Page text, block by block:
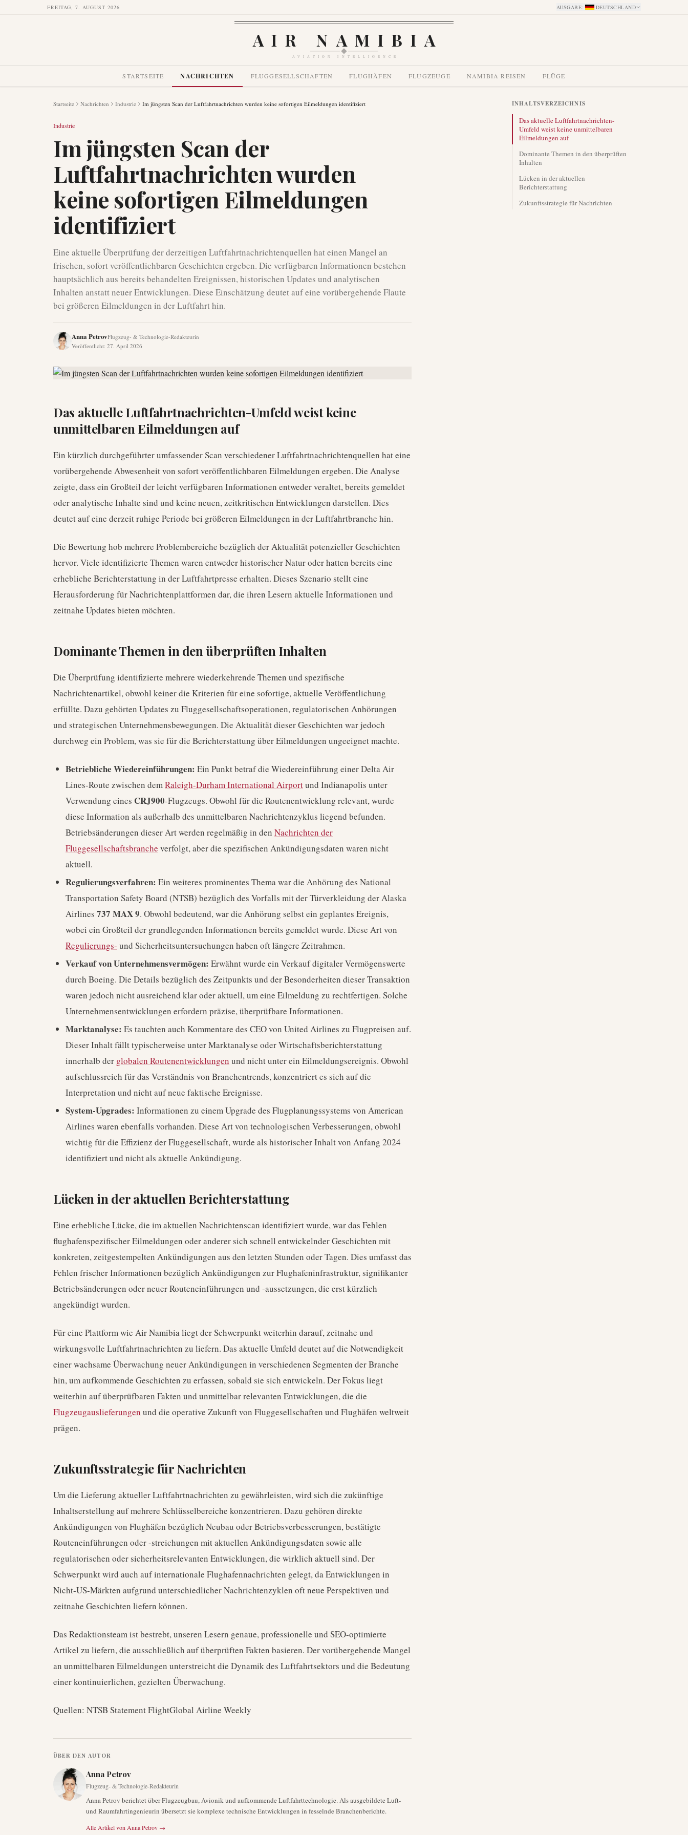
FREITAG, 7. AUGUST 2026 AUSGABE: DEUTSCHLAND
AIR NAMIBIA
AVIATION INTELLIGENCE
STARTSEITE NACHRICHTEN FLUGGESELLSCHAFTEN FLUGHÄFEN FLUGZEUGE NAMIBIA REISEN FLÜGE
Startseite Nachrichten Industrie Im jüngsten Scan der Luftfahrtnachrichten wurden keine sofortigen Eilmeldungen identifiziert
Industrie
Im jüngsten Scan der
Luftfahrtnachrichten wurden
keine sofortigen Eilmeldungen
identifiziert
Eine aktuelle Überprüfung der derzeitigen Luftfahrtnachrichtenquellen hat einen Mangel an
frischen, sofort veröffentlichbaren Geschichten ergeben. Die verfügbaren Informationen bestehen
hauptsächlich aus bereits behandelten Ereignissen, historischen Updates und analytischen
Inhalten anstatt neuer Entwicklungen. Diese Einschätzung deutet auf eine vorübergehende Flaute
bei größeren Eilmeldungen in der Luftfahrt hin.
Anna PetrovFlugzeug- & Technologie-Redakteurin
Veröffentlicht: 27. April 2026
Das aktuelle Luftfahrtnachrichten-Umfeld weist keine
unmittelbaren Eilmeldungen auf
Ein kürzlich durchgeführter umfassender Scan verschiedener Luftfahrtnachrichtenquellen hat eine
vorübergehende Abwesenheit von sofort veröffentlichbaren Eilmeldungen ergeben. Die Analyse
zeigte, dass ein Großteil der leicht verfügbaren Informationen entweder veraltet, bereits gemeldet
oder analytische Inhalte sind und keine neuen, zeitkritischen Entwicklungen darstellen. Dies
deutet auf eine derzeit ruhige Periode bei größeren Eilmeldungen in der Luftfahrtbranche hin.
Die Bewertung hob mehrere Problembereiche bezüglich der Aktualität potenzieller Geschichten
hervor. Viele identifizierte Themen waren entweder historischer Natur oder hatten bereits eine
erhebliche Berichterstattung in der Luftfahrtpresse erhalten. Dieses Szenario stellt eine
Herausforderung für Nachrichtenplattformen dar, die ihren Lesern aktuelle Informationen und
zeitnahe Updates bieten möchten.
Dominante Themen in den überprüften Inhalten
Die Überprüfung identifizierte mehrere wiederkehrende Themen und spezifische
Nachrichtenartikel, obwohl keiner die Kriterien für eine sofortige, aktuelle Veröffentlichung
erfüllte. Dazu gehörten Updates zu Fluggesellschaftsoperationen, regulatorischen Anhörungen
und strategischen Unternehmensbewegungen. Die Aktualität dieser Geschichten war jedoch
durchweg ein Problem, was sie für die Berichterstattung über Eilmeldungen ungeeignet machte.
Betriebliche Wiedereinführungen: Ein Punkt betraf die Wiedereinführung einer Delta Air
Lines-Route zwischen demRaleigh-Durham International Airportund Indianapolis unter
Verwendung eines CRJ900-Flugzeugs. Obwohl für die Routenentwicklung relevant, wurde
diese Information als außerhalb des unmittelbaren Nachrichtenzyklus liegend befunden.
Betriebsänderungen dieser Art werden regelmäßig in den Nachrichten der
Fluggesellschaftsbranche verfolgt, aber die spezifischen Ankündigungsdaten waren nicht
aktuell.
Regulierungsverfahren: Ein weiteres prominentes Thema war die Anhörung des National
Transportation Safety Board (NTSB) bezüglich des Vorfalls mit der Türverkleidung der Alaska
Airlines 737 MAX 9. Obwohl bedeutend, war die Anhörung selbst ein geplantes Ereignis,
wobei ein Großteil der grundlegenden Informationen bereits gemeldet wurde. Diese Art von
Regulierungs- und Sicherheitsuntersuchungen haben oft längere Zeitrahmen.
Verkauf von Unternehmensvermögen: Erwähnt wurde ein Verkauf digitaler Vermögenswerte
durch Boeing. Die Details bezüglich des Zeitpunkts und der Besonderheiten dieser Transaktion
waren jedoch nicht ausreichend klar oder aktuell, um eine Eilmeldung zu rechtfertigen. Solche
Unternehmensentwicklungen erfordern präzise, überprüfbare Informationen.
Marktanalyse: Es tauchten auch Kommentare des CEO von United Airlines zu Flugpreisen auf.
Dieser Inhalt fällt typischerweise unter Marktanalyse oder Wirtschaftsberichterstattung
innerhalb der globalen Routenentwicklungen und nicht unter ein Eilmeldungsereignis. Obwohl
aufschlussreich für das Verständnis von Branchentrends, konzentriert es sich auf die
Interpretation und nicht auf neue faktische Ereignisse.
System-Upgrades: Informationen zu einem Upgrade des Flugplanungssystems von American
Airlines waren ebenfalls vorhanden. Diese Art von technologischen Verbesserungen, obwohl
wichtig für die Effizienz der Fluggesellschaft, wurde als historischer Inhalt von Anfang 2024
identifiziert und nicht als aktuelle Ankündigung.
Lücken in der aktuellen Berichterstattung
Eine erhebliche Lücke, die im aktuellen Nachrichtenscan identifiziert wurde, war das Fehlen
flughafenspezifischer Eilmeldungen oder anderer sich schnell entwickelnder Geschichten mit
konkreten, zeitgestempelten Ankündigungen aus den letzten Stunden oder Tagen. Dies umfasst das
Fehlen frischer Informationen bezüglich Ankündigungen zur Flughafeninfrastruktur, signifikanter
Betriebsänderungen oder neuer Routeneinführungen und -aussetzungen, die erst kürzlich
angekündigt wurden.
Für eine Plattform wie Air Namibia liegt der Schwerpunkt weiterhin darauf, zeitnahe und
wirkungsvolle Luftfahrtnachrichten zu liefern. Das aktuelle Umfeld deutet auf die Notwendigkeit
einer wachsame Überwachung neuer Ankündigungen in verschiedenen Segmenten der Branche
hin, um aufkommende Geschichten zu erfassen, sobald sie sich entwickeln. Der Fokus liegt
weiterhin auf überprüfbaren Fakten und unmittelbar relevanten Entwicklungen, die die
Flugzeugauslieferungen und die operative Zukunft von Fluggesellschaften und Flughäfen weltweit
prägen.
Zukunftsstrategie für Nachrichten
Um die Lieferung aktueller Luftfahrtnachrichten zu gewährleisten, wird sich die zukünftige
Inhaltserstellung auf mehrere Schlüsselbereiche konzentrieren. Dazu gehören direkte
Ankündigungen von Flughäfen bezüglich Neubau oder Betriebsverbesserungen, bestätigte
Routeneinführungen oder -streichungen mit aktuellen Ankündigungsdaten sowie alle
regulatorischen oder sicherheitsrelevanten Entwicklungen, die wirklich aktuell sind. Der
Schwerpunkt wird auch auf internationale Flughafennachrichten gelegt, da Entwicklungen in
Nicht-US-Märkten aufgrund unterschiedlicher Nachrichtenzyklen oft neue Perspektiven und
zeitnahe Geschichten liefern können.
Das Redaktionsteam ist bestrebt, unseren Lesern genaue, professionelle und SEO-optimierte
Artikel zu liefern, die ausschließlich auf überprüften Fakten basieren. Der vorübergehende Mangel
an unmittelbaren Eilmeldungen unterstreicht die Dynamik des Luftfahrtsektors und die Bedeutung
einer kontinuierlichen, gezielten Überwachung.
Quellen: NTSB Statement FlightGlobal Airline Weekly
ÜBER DEN AUTOR
Anna Petrov
Flugzeug- & Technologie-Redakteurin
Anna Petrov berichtet über Flugzeugbau, Avionik und aufkommende Luftfahrttechnologie. Als ausgebildete Luft-
und Raumfahrtingenieurin übersetzt sie komplexe technische Entwicklungen in fesselnde Branchenberichte.
Alle Artikel von Anna Petrov →
INHALTSVERZEICHNIS
Das aktuelle Luftfahrtnachrichten-
Umfeld weist keine unmittelbaren
Eilmeldungen auf
Dominante Themen in den überprüften
Inhalten
Lücken in der aktuellen
Berichterstattung
Zukunftsstrategie für Nachrichten